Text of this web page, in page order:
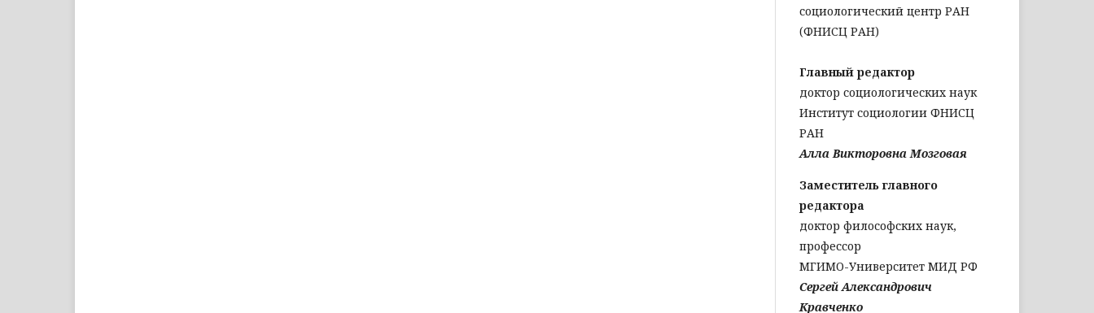
социологический центр РАН
(ФНИСЦ РАН)
Главный редактор
доктор социологических наук
Институт социологии ФНИСЦ
РАН
Алла Викторовна Мозговая
Заместитель главного
редактора
доктор философских наук,
профессор
МГИМО-Университет МИД РФ
Сергей Александрович
Кравченко